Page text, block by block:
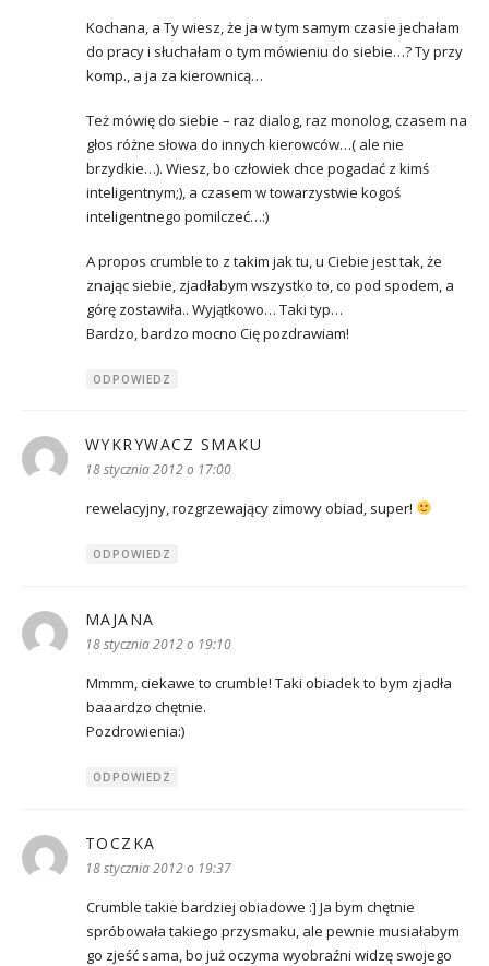
Kochana, a Ty wiesz, że ja w tym samym czasie jechałam
do pracy i słuchałam o tym mówieniu do siebie…? Ty przy
komp., a ja za kierownicą…
Też mówię do siebie – raz dialog, raz monolog, czasem na
głos różne słowa do innych kierowców…( ale nie
brzydkie…). Wiesz, bo człowiek chce pogadać z kimś
inteligentnym;), a czasem w towarzystwie kogoś
inteligentnego pomilczeć…:)
A propos crumble to z takim jak tu, u Ciebie jest tak, że
znając siebie, zjadłabym wszystko to, co pod spodem, a
górę zostawiła.. Wyjątkowo… Taki typ…
Bardzo, bardzo mocno Cię pozdrawiam!
ODPOWIEDZ
WYKRYWACZ SMAKU
18 stycznia 2012 o 17:00
rewelacyjny, rozgrzewający zimowy obiad, super!
ODPOWIEDZ
MAJANA
18 stycznia 2012 o 19:10
Mmmm, ciekawe to crumble! Taki obiadek to bym zjadła
baaardzo chętnie.
Pozdrowienia:)
ODPOWIEDZ
TOCZKA
18 stycznia 2012 o 19:37
Crumble takie bardziej obiadowe :] Ja bym chętnie
spróbowała takiego przysmaku, ale pewnie musiałabym
go zjeść sama, bo już oczyma wyobraźni widzę swojego